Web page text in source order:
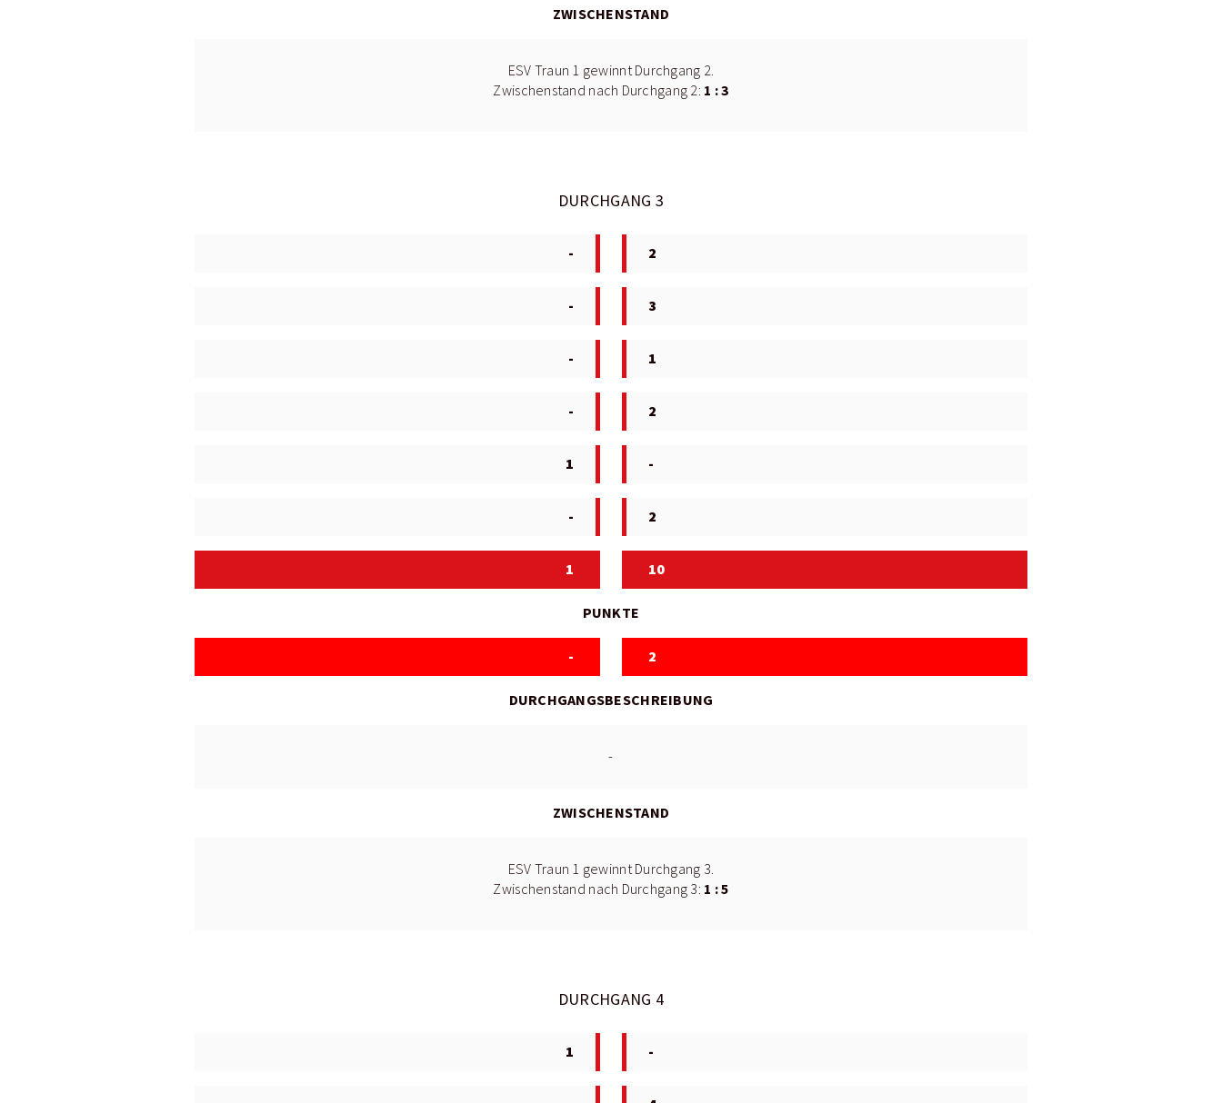
ZWISCHENSTAND
ESV Traun 1 gewinnt Durchgang 2.
Zwischenstand nach Durchgang 2: 1 : 3
DURCHGANG 3
- 2
- 3
- 1
- 2
1 -
- 2
1 10
PUNKTE
- 2
DURCHGANGSBESCHREIBUNG
-
ZWISCHENSTAND
ESV Traun 1 gewinnt Durchgang 3.
Zwischenstand nach Durchgang 3: 1 : 5
DURCHGANG 4
1 -